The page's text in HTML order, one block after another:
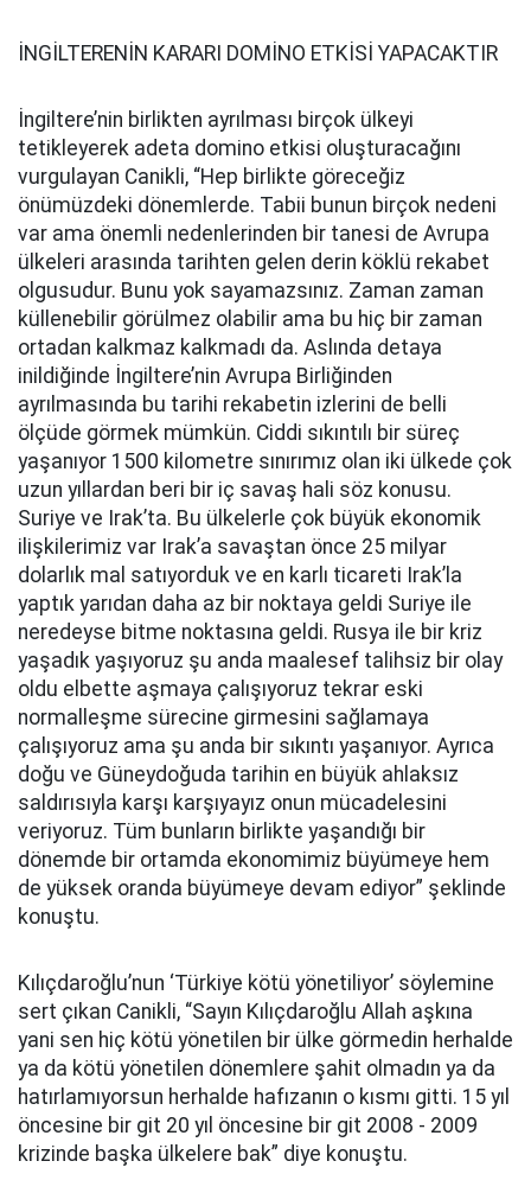
İNGİLTERENİN KARARI DOMİNO ETKİSİ YAPACAKTIR
İngiltere’nin birlikten ayrılması birçok ülkeyi
tetikleyerek adeta domino etkisi oluşturacağını
vurgulayan Canikli, “Hep birlikte göreceğiz
önümüzdeki dönemlerde. Tabii bunun birçok nedeni
var ama önemli nedenlerinden bir tanesi de Avrupa
ülkeleri arasında tarihten gelen derin köklü rekabet
olgusudur. Bunu yok sayamazsınız. Zaman zaman
küllenebilir görülmez olabilir ama bu hiç bir zaman
ortadan kalkmaz kalkmadı da. Aslında detaya
inildiğinde İngiltere’nin Avrupa Birliğinden
ayrılmasında bu tarihi rekabetin izlerini de belli
ölçüde görmek mümkün. Ciddi sıkıntılı bir süreç
yaşanıyor 1500 kilometre sınırımız olan iki ülkede çok
uzun yıllardan beri bir iç savaş hali söz konusu.
Suriye ve Irak’ta. Bu ülkelerle çok büyük ekonomik
ilişkilerimiz var Irak’a savaştan önce 25 milyar
dolarlık mal satıyorduk ve en karlı ticareti Irak’la
yaptık yarıdan daha az bir noktaya geldi Suriye ile
neredeyse bitme noktasına geldi. Rusya ile bir kriz
yaşadık yaşıyoruz şu anda maalesef talihsiz bir olay
oldu elbette aşmaya çalışıyoruz tekrar eski
normalleşme sürecine girmesini sağlamaya
çalışıyoruz ama şu anda bir sıkıntı yaşanıyor. Ayrıca
doğu ve Güneydoğuda tarihin en büyük ahlaksız
saldırısıyla karşı karşıyayız onun mücadelesini
veriyoruz. Tüm bunların birlikte yaşandığı bir
dönemde bir ortamda ekonomimiz büyümeye hem
de yüksek oranda büyümeye devam ediyor” şeklinde
konuştu.
Kılıçdaroğlu’nun ‘Türkiye kötü yönetiliyor’ söylemine
sert çıkan Canikli, “Sayın Kılıçdaroğlu Allah aşkına
yani sen hiç kötü yönetilen bir ülke görmedin herhalde
ya da kötü yönetilen dönemlere şahit olmadın ya da
hatırlamıyorsun herhalde hafızanın o kısmı gitti. 15 yıl
öncesine bir git 20 yıl öncesine bir git 2008 - 2009
krizinde başka ülkelere bak” diye konuştu.